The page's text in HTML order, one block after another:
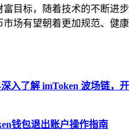
目标，随着技术的不断进步
场有望朝着更加规范、健康
入了解 imToken 波场链，开
钱包退出账户操作指南